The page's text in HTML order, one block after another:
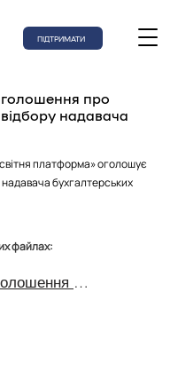
ПІДТРИМАТИ
про
надавача
платформа» оголошує
надавача бухгалтерських
файлах:
Оголошення на відбір надавача бухгалтерських послуг